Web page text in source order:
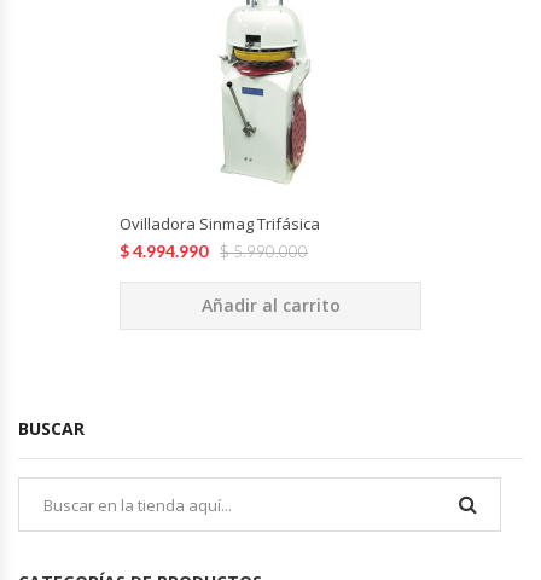
Dispensadores De Salsas
Exhibidoras De Productos Calientes
Expendedoras De Jugo
Exprimidoras De Cítricos
Extractoras De Jugos
Ovilladora Sinmag Trifásica
$5.990.000
$4.994.990
Añadir al carrito
BUSCAR